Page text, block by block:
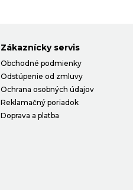
Zákaznícky servis
Obchodné podmienky
Odstúpenie od zmluvy
Ochrana osobných údajov
Reklamačný poriadok
Doprava a platba